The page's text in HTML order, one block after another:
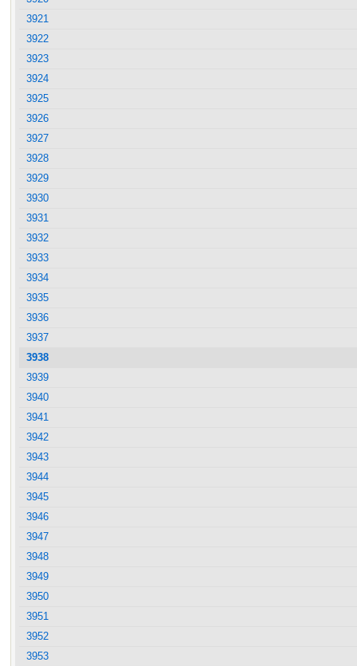
3921
3922
3923
3924
3925
3926
3927
3928
3929
3930
3931
3932
3933
3934
3935
3936
3937
3938
3939
3940
3941
3942
3943
3944
3945
3946
3947
3948
3949
3950
3951
3952
3953